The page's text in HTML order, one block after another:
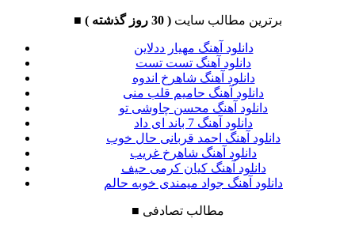
■ برترین مطالب سایت( 30 روز گذشته )
دانلود آهنگ مهیار ددلاین
دانلود آهنگ تست تست
دانلود آهنگ شاهرخ اندوه
دانلود آهنگ حامیم قلب منی
دانلود آهنگ محسن چاوشی تو
دانلود آهنگ 7 باند ای داد
دانلود آهنگ احمد قربانی حال خوب
دانلود آهنگ شاهرخ غریب
دانلود آهنگ کیان کرمی حیف
دانلود آهنگ جواد میمندی خوبه حالم
■ مطالب تصادفی